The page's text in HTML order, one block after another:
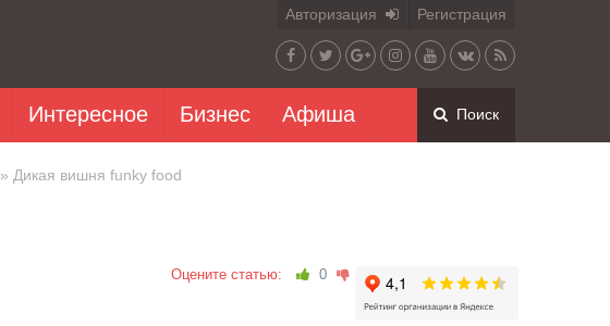
Авторизация Регистрация
Интересное Бизнес Афиша Поиск
» Дикая вишня funky food
Оцените статью: 0